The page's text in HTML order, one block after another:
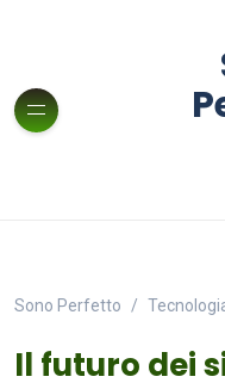
Sono Perfetto
Il futuro dei